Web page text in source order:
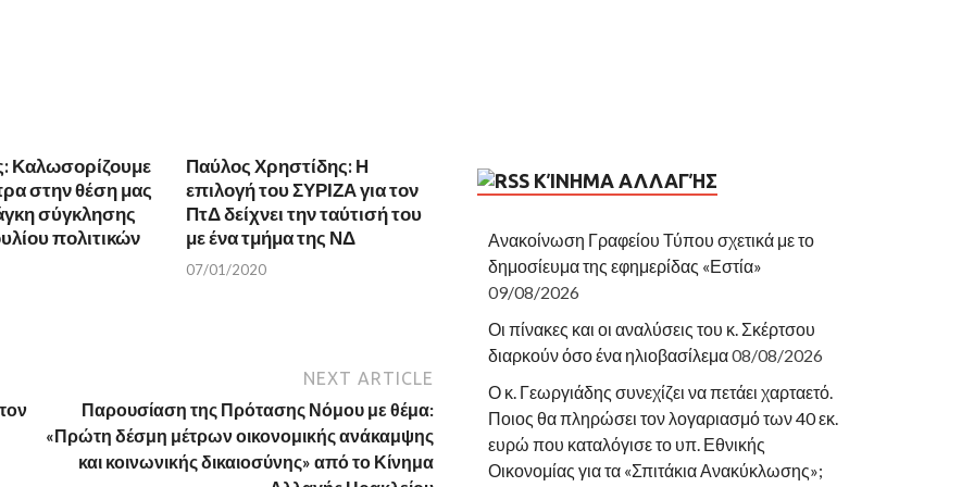
Καλωσορίζουμε
στην θέση μας
σύγκλησης
πολιτικών
Παύλος Χρηστίδης: Η
επιλογή του ΣΥΡΙΖΑ για τον
ΠτΔ δείχνει την ταύτισή του
με ένα τμήμα της ΝΔ
07/01/2020
NEXT ARTICLE
Παρουσίαση της Πρότασης Νόμου με θέμα:
«Πρώτη δέσμη μέτρων οικονομικής ανάκαμψης
και κοινωνικής δικαιοσύνης» από το Κίνημα
ΚΊΝΗΜΑ ΑΛΛΑΓΉΣ
Ανακοίνωση Γραφείου Τύπου σχετικά με το
δημοσίευμα της εφημερίδας «Εστία»
09/08/2026
Οι πίνακες και οι αναλύσεις του κ. Σκέρτσου
διαρκούν όσο ένα ηλιοβασίλεμα08/08/2026
Ο κ. Γεωργιάδης συνεχίζει να πετάει χαρταετό.
Ποιος θα πληρώσει τον λογαριασμό των 40 εκ.
ευρώ που καταλόγισε το υπ. Εθνικής
Οικονομίας για τα «Σπιτάκια Ανακύκλωσης»;